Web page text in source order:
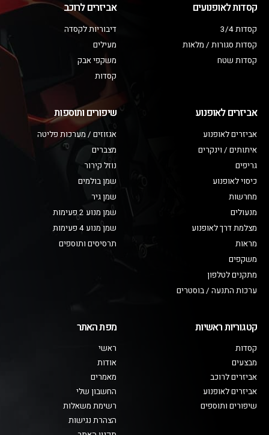
קסדות לאופנועים
קסדות 3/4
קסדות סגורות / מלאות
קסדות שטח
אביזרים לרוכב
דיבוריות לקסדה
מעילים
משקפי אבק
קסדות
אביזרים לאופנוע
אביזרים לאופנוע
איתותים / וינקרים
גריפים
כיסוי לאופנוע
מחרשות
מנעולים
מצלמת דרך לאופנוע
מראות
משקפים
מתקנים לטלפון
ערכות התנעה / בוסטרים
שיפורים ותוספות
אגזוזים / מערכות פליטה
מצברים
נוזל קירור
שמן בולמים
שמן גיר
שמן מנוע 2 פעימות
שמן מנוע 4 פעימות
תרסיסים ותוספים
קטגוריות ראשיות
קסדות
מבצעים
אביזרים לרוכב
אביזרים לאופנוע
שיפורים ותוספים
מפת האתר
ראשי
אודות
מאמרים
החשבון שלי
רשימת משאלות
הצהרת נגישות